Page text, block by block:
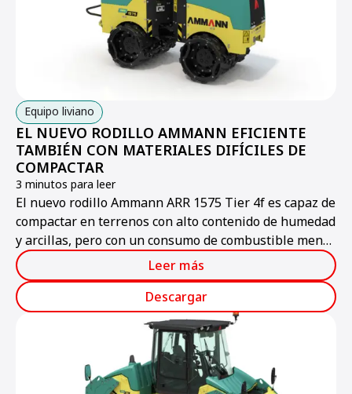
Equipo liviano
EL NUEVO RODILLO AMMANN EFICIENTE
TAMBIÉN CON MATERIALES DIFÍCILES DE
COMPACTAR
3 minutos para leer
El nuevo rodillo Ammann ARR 1575 Tier 4f es capaz de
compactar en terrenos con alto contenido de humedad
y arcillas, pero con un consumo de combustible menor
que sus antecesores.
Leer más
Descargar